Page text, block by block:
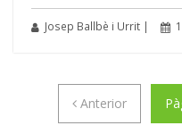
Josep Ballbè i Urrit |
AnteriorAnterior